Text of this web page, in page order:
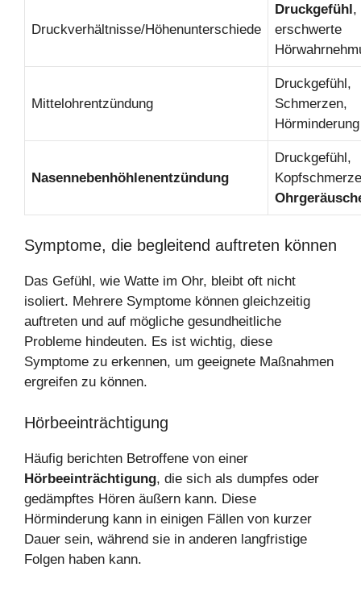
Druckverhältnisse/Höhenunterschiede
Druckgefühl,
erschwerte
Mittelohrentzündung
Druckgefühl,
Schmerzen,
Hörminderung
Nasennebenhöhlenentzündung
Druckgefühl,
Symptome, die begleitend auftreten können
Das Gefühl, wie Watte im Ohr, bleibt oft nicht
isoliert. Mehrere Symptome können gleichzeitig
auftreten und auf mögliche gesundheitliche
Probleme hindeuten. Es ist wichtig, diese
Symptome zu erkennen, um geeignete Maßnahmen
ergreifen zu können.
Hörbeeinträchtigung
Häufig berichten Betroffene von einer
Hörbeeinträchtigung, die sich als dumpfes oder
gedämpftes Hören äußern kann. Diese
Hörminderung kann in einigen Fällen von kurzer
Dauer sein, während sie in anderen langfristige
Folgen haben kann.